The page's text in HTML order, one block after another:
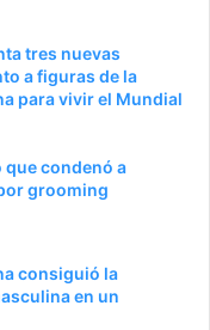
tres nuevas
a figuras de la
para vivir el Mundial
que condenó a
grooming
consiguió la
en un